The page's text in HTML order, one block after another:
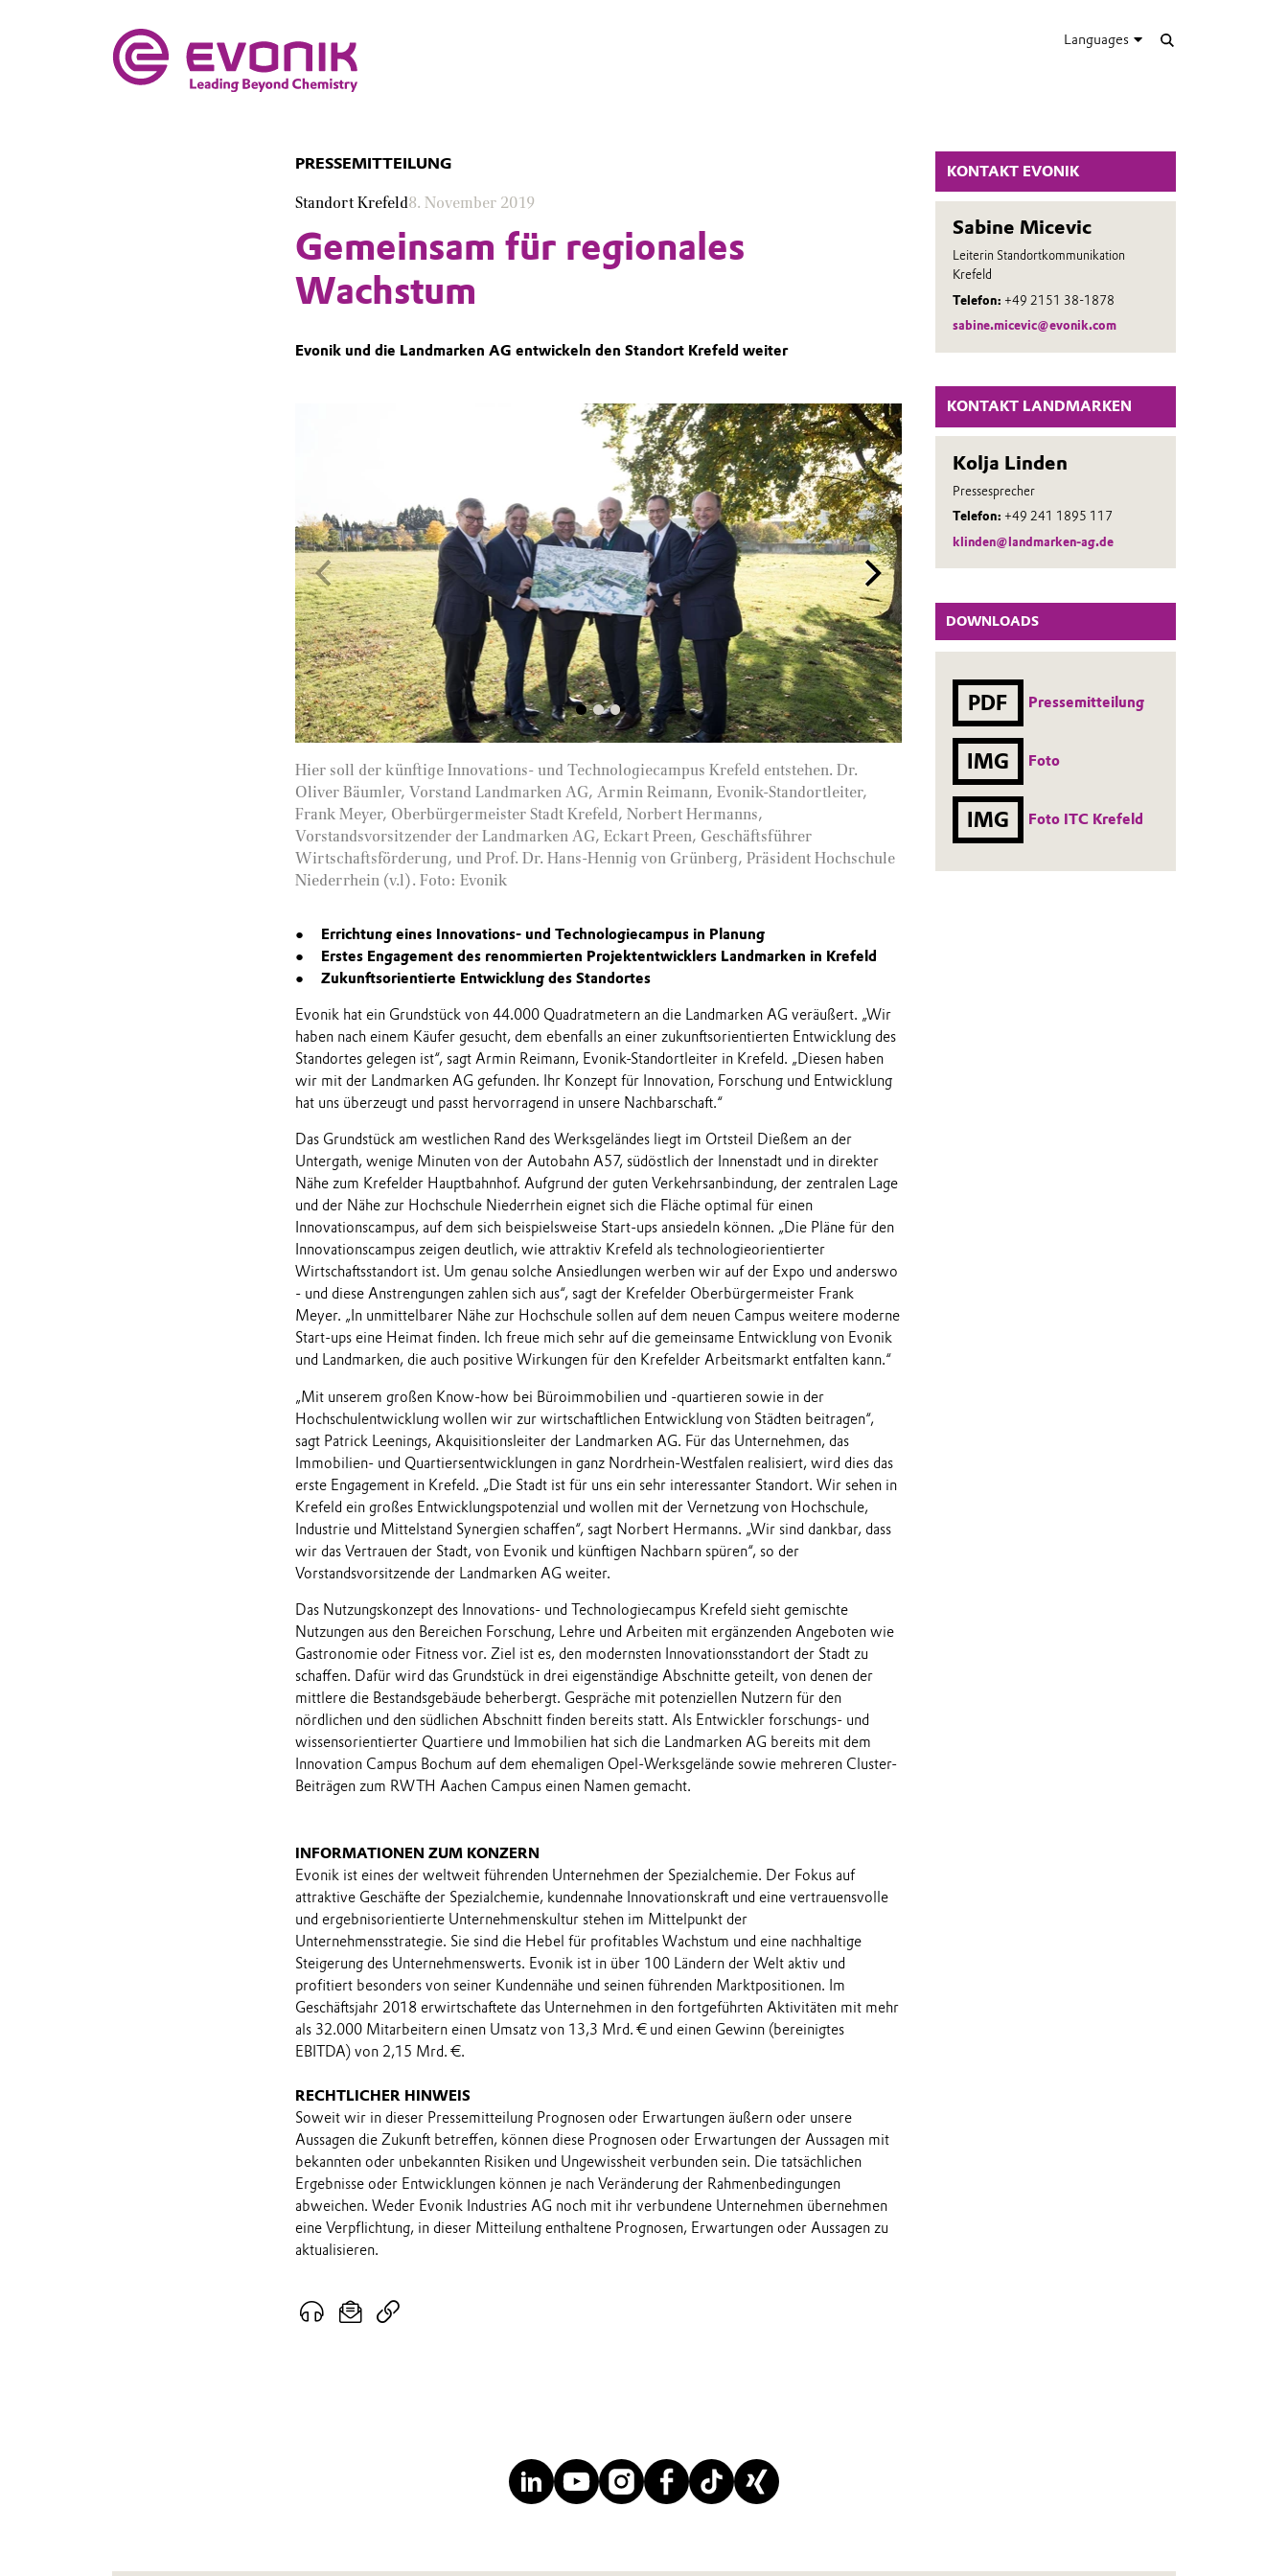
Languages
KONTAKT EVONIK
Sabine Micevic
Leiterin Standortkommunikation
Krefeld
Telefon: +49 2151 38-1878
sabine.micevic@evonik.com
KONTAKT LANDMARKEN
Kolja Linden
Pressesprecher
Telefon: +49 241 1895 117
klinden@landmarken-ag.de
DOWNLOADS
PDF Pressemitteilung
IMG Foto
IMG Foto ITC Krefeld
PRESSEMITTEILUNG
Standort Krefeld8. November 2019
Gemeinsam für regionales
Wachstum
Evonik und die Landmarken AG entwickeln den Standort Krefeld weiter
Hier soll der künftige Innovations- und Technologiecampus Krefeld entstehen. Dr.
Oliver Bäumler, Vorstand Landmarken AG, Armin Reimann, Evonik-Standortleiter,
Frank Meyer, Oberbürgermeister Stadt Krefeld, Norbert Hermanns,
Vorstandsvorsitzender der Landmarken AG, Eckart Preen, Geschäftsführer
Wirtschaftsförderung, und Prof. Dr. Hans-Hennig von Grünberg, Präsident Hochschule
Niederrhein (v.l). Foto: Evonik
Machbarkeitsstudie: So könnte der künftige
Krefeld aussehen. Visualisierung: ASTOC Architects
Errichtung eines Innovations- und Technologiecampus in Planung
Erstes Engagement des renommierten Projektentwicklers Landmarken in Krefeld
Zukunftsorientierte Entwicklung des Standortes
Evonik hat ein Grundstück von 44.000 Quadratmetern an die Landmarken AG veräußert. „Wir
haben nach einem Käufer gesucht, dem ebenfalls an einer zukunftsorientierten Entwicklung des
Standortes gelegen ist“, sagt Armin Reimann, Evonik-Standortleiter in Krefeld. „Diesen haben
wir mit der Landmarken AG gefunden. Ihr Konzept für Innovation, Forschung und Entwicklung
hat uns überzeugt und passt hervorragend in unsere Nachbarschaft.“
Das Grundstück am westlichen Rand des Werksgeländes liegt im Ortsteil Dießem an der
Untergath, wenige Minuten von der Autobahn A57, südöstlich der Innenstadt und in direkter
Nähe zum Krefelder Hauptbahnhof. Aufgrund der guten Verkehrsanbindung, der zentralen Lage
und der Nähe zur Hochschule Niederrhein eignet sich die Fläche optimal für einen
Innovationscampus, auf dem sich beispielsweise Start-ups ansiedeln können. „Die Pläne für den
Innovationscampus zeigen deutlich, wie attraktiv Krefeld als technologieorientierter
Wirtschaftsstandort ist. Um genau solche Ansiedlungen werben wir auf der Expo und anderswo
- und diese Anstrengungen zahlen sich aus“, sagt der Krefelder Oberbürgermeister Frank
Meyer. „In unmittelbarer Nähe zur Hochschule sollen auf dem neuen Campus weitere moderne
Start-ups eine Heimat finden. Ich freue mich sehr auf die gemeinsame Entwicklung von Evonik
und Landmarken, die auch positive Wirkungen für den Krefelder Arbeitsmarkt entfalten kann.“
„Mit unserem großen Know-how bei Büroimmobilien und -quartieren sowie in der
Hochschulentwicklung wollen wir zur wirtschaftlichen Entwicklung von Städten beitragen“,
sagt Patrick Leenings, Akquisitionsleiter der Landmarken AG. Für das Unternehmen, das
Immobilien- und Quartiersentwicklungen in ganz Nordrhein-Westfalen realisiert, wird dies das
erste Engagement in Krefeld. „Die Stadt ist für uns ein sehr interessanter Standort. Wir sehen in
Krefeld ein großes Entwicklungspotenzial und wollen mit der Vernetzung von Hochschule,
Industrie und Mittelstand Synergien schaffen“, sagt Norbert Hermanns. „Wir sind dankbar, dass
wir das Vertrauen der Stadt, von Evonik und künftigen Nachbarn spüren“, so der
Vorstandsvorsitzende der Landmarken AG weiter.
Das Nutzungskonzept des Innovations- und Technologiecampus Krefeld sieht gemischte
Nutzungen aus den Bereichen Forschung, Lehre und Arbeiten mit ergänzenden Angeboten wie
Gastronomie oder Fitness vor. Ziel ist es, den modernsten Innovationsstandort der Stadt zu
schaffen. Dafür wird das Grundstück in drei eigenständige Abschnitte geteilt, von denen der
mittlere die Bestandsgebäude beherbergt. Gespräche mit potenziellen Nutzern für den
nördlichen und den südlichen Abschnitt finden bereits statt. Als Entwickler forschungs- und
wissensorientierter Quartiere und Immobilien hat sich die Landmarken AG bereits mit dem
Innovation Campus Bochum auf dem ehemaligen Opel-Werksgelände sowie mehreren Cluster-
Beiträgen zum RWTH Aachen Campus einen Namen gemacht.
INFORMATIONEN ZUM KONZERN
Evonik ist eines der weltweit führenden Unternehmen der Spezialchemie. Der Fokus auf
attraktive Geschäfte der Spezialchemie, kundennahe Innovationskraft und eine vertrauensvolle
und ergebnisorientierte Unternehmenskultur stehen im Mittelpunkt der
Unternehmensstrategie. Sie sind die Hebel für profitables Wachstum und eine nachhaltige
Steigerung des Unternehmenswerts. Evonik ist in über 100 Ländern der Welt aktiv und
profitiert besonders von seiner Kundennähe und seinen führenden Marktpositionen. Im
Geschäftsjahr 2018 erwirtschaftete das Unternehmen in den fortgeführten Aktivitäten mit mehr
als 32.000 Mitarbeitern einen Umsatz von 13,3 Mrd. € und einen Gewinn (bereinigtes
EBITDA) von 2,15 Mrd. €.
RECHTLICHER HINWEIS
Soweit wir in dieser Pressemitteilung Prognosen oder Erwartungen äußern oder unsere
Aussagen die Zukunft betreffen, können diese Prognosen oder Erwartungen der Aussagen mit
bekannten oder unbekannten Risiken und Ungewissheit verbunden sein. Die tatsächlichen
Ergebnisse oder Entwicklungen können je nach Veränderung der Rahmenbedingungen
abweichen. Weder Evonik Industries AG noch mit ihr verbundene Unternehmen übernehmen
eine Verpflichtung, in dieser Mitteilung enthaltene Prognosen, Erwartungen oder Aussagen zu
aktualisieren.